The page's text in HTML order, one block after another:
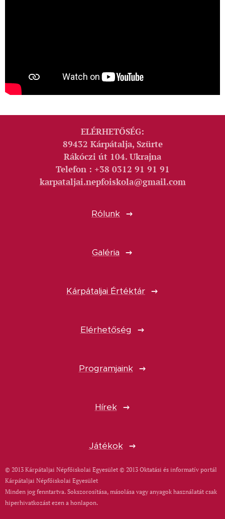
ELÉRHETŐSÉG:
89432 Kárpátalja, Szürte
Rákóczi út 104. Ukrajna
Telefon : +38 0312 91 91 91
karpataljai.nepfoiskola@gmail.com
Rólunk
Galéria
Kárpátaljai Értéktár
Elérhetőség
Programjaink
Hírek
Játékok
© 2013 Kárpátaljai Népfőiskolai Egyesület © 2013 Oktatási és informatív portál
Kárpátaljai Népfőiskolai Egyesület
Minden jog fenntartva. Sokszorosítása, másolása vagy anyagok használatát csak
hiperhivatkozást ezen a honlapon.